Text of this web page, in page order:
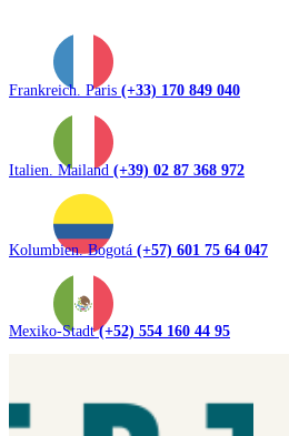
Frankreich. Paris (+33) 170 849 040
Italien. Mailand (+39) 02 87 368 972
Kolumbien. Bogotá (+57) 601 75 64 047
Mexiko-Stadt(+52) 554 160 44 95